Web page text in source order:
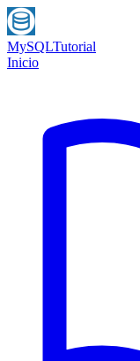
MySQLTutorial
Inicio